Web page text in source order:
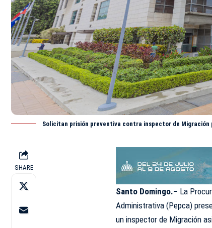
Solicitan prisión preventiva contra inspector de Migración
SHARE
Santo Domingo.– La
Administrativa (Pepca)
un inspector de Migración